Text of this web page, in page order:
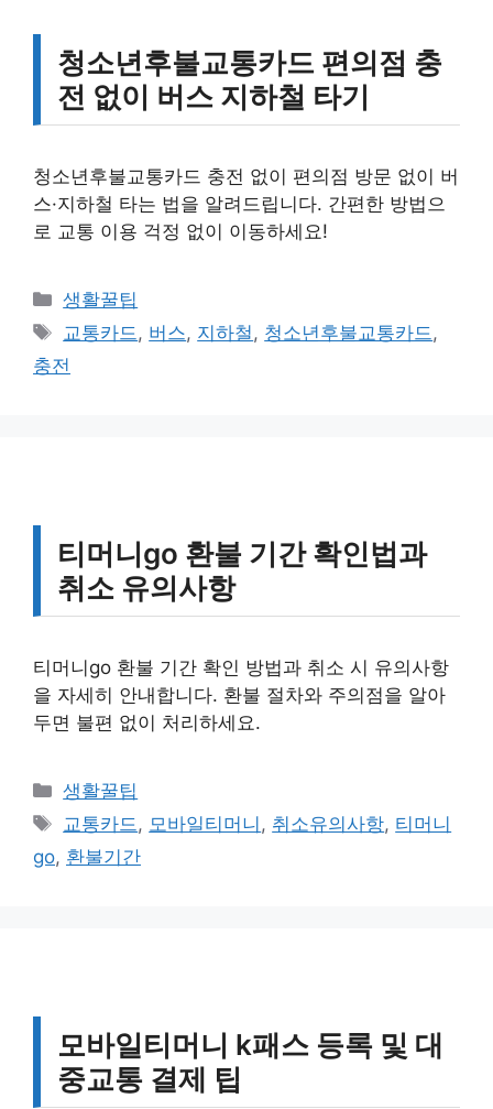
청소년후불교통카드 편의점 충
전 없이 버스 지하철 타기
청소년후불교통카드 충전 없이 편의점 방문 없이 버
스·지하철 타는 법을 알려드립니다. 간편한 방법으
로 교통 이용 걱정 없이 이동하세요!
카
테
리
생활꿀팁
태
그
교통카드, 버스, 지하철, 청소년후불교통카드,
충전
티머니go 환불 기간 확인법과
취소 유의사항
티머니go 환불 기간 확인 방법과 취소 시 유의사항
을 자세히 안내합니다. 환불 절차와 주의점을 알아
두면 불편 없이 처리하세요.
카
테
리
생활꿀팁
태
그
교통카드, 모바일티머니 , 취소유의사항, 티머니
go, 환불기간
모바일티머니 k패스 등록 및 대
중교통 결제 팁